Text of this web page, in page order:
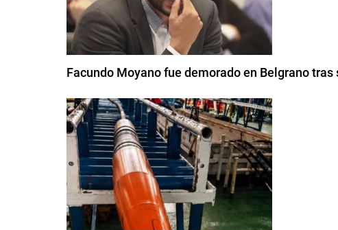
Facundo Moyano fue demorado en Belgrano